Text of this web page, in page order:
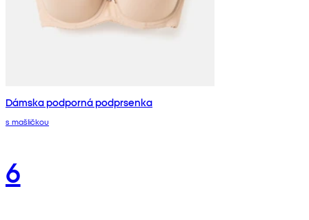
Dámska podporná podprsenka
s mašličkou
6